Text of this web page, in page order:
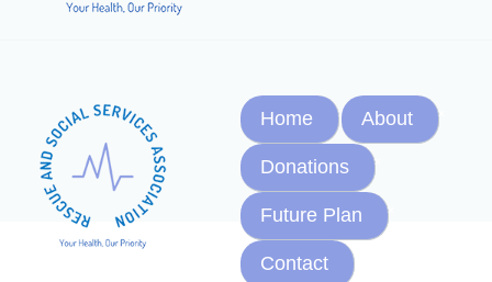
Home About
Donations
Future Plan
Contact